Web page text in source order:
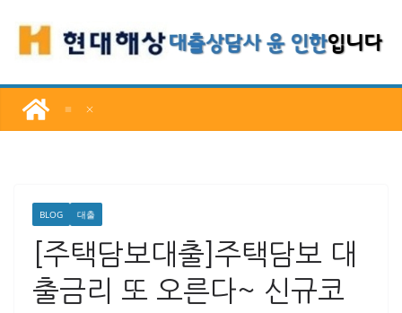
로
너
BLOG 대출
[주택담보대출]주택담보 대
출금리 또 오른다~ 신규코